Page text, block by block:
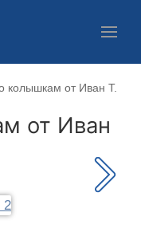
колышкам от Иван Т.
от Иван